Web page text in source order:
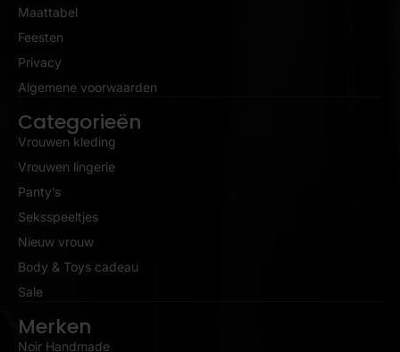
Maattabel
Feesten
Privacy
Algemene voorwaarden
Categorieën
Vrouwen kleding
Vrouwen lingerie
Panty’s
Seksspeeltjes
Nieuw vrouw
Body & Toys cadeau
Sale
Merken
Noir Handmade